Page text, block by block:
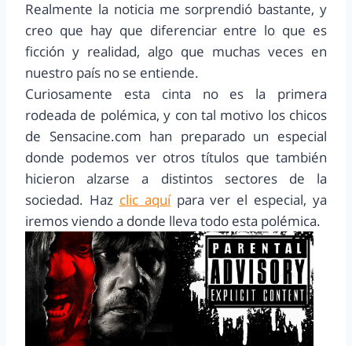
Realmente la noticia me sorprendió bastante, y
creo que hay que diferenciar entre lo que es
ficción y realidad, algo que muchas veces en
nuestro país no se entiende.
Curiosamente esta cinta no es la primera
rodeada de polémica, y con tal motivo los chicos
de Sensacine.com han preparado un especial
donde podemos ver otros títulos que también
hicieron alzarse a distintos sectores de la
sociedad. Haz clic aquípara ver el especial, ya
iremos viendo a donde lleva todo esta polémica.